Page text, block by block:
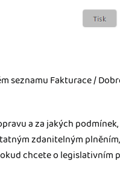
seznamu Fakturace /
a za jakých
zdanitelným
chcete o legislativním